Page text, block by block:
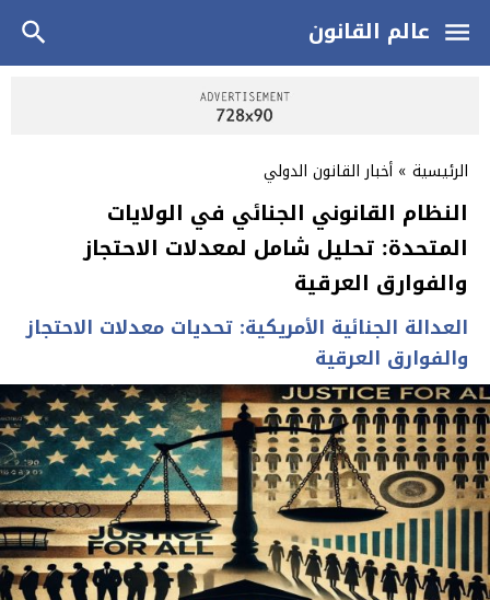
عالم القانون
الرئيسية » أخبار القانون الدولي
النظام القانوني الجنائي في الولايات
المتحدة: تحليل شامل لمعدلات الاحتجاز
والفوارق العرقية
العدالة الجنائية الأمريكية: تحديات معدلات الاحتجاز
والفوارق العرقية